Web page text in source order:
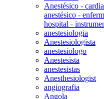
Anestésico -
anestésico -
hospital -
anestesiologia
Anestesiologista
anestesiologo
Anestesista
anestesistas
Anesthesiologist
angiografia
Angola